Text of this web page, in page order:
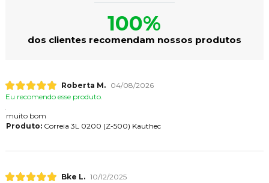
100%
dos clientes recomendam nossos produtos
Roberta M.
04/08/2026
Eu recomendo esse produto.
muito bom
Produto:Correia 3L 0200 (Z-500) Kauthec
Bke L. 10/12/2025